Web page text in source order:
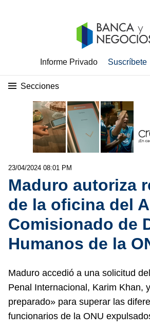
Informe Privado Suscríbete
Secciones
23/04/2024 08:01 PM
Maduro autoriza
de la oficina del
Comisionado de
Humanos de la
Maduro accedió a una solicitud
Penal Internacional, Karim Khan,
preparado» para superar las
funcionarios de la ONU